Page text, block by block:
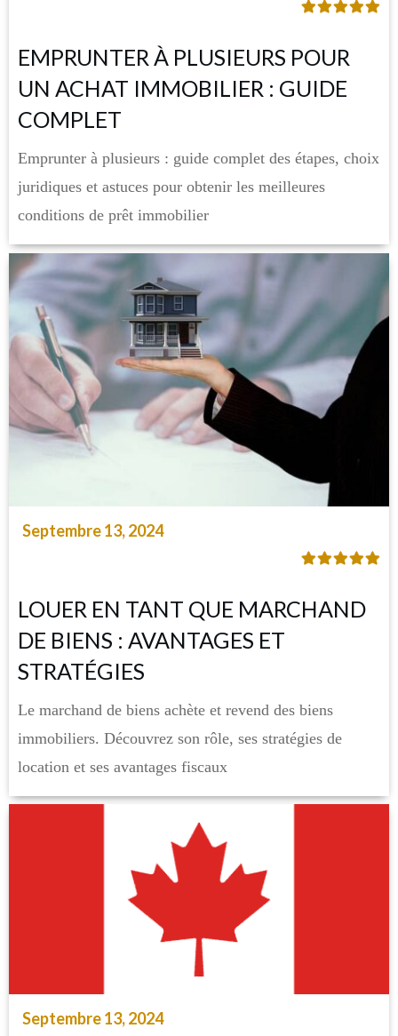
EMPRUNTER À PLUSIEURS POUR
UN ACHAT IMMOBILIER : GUIDE
COMPLET
Emprunter à plusieurs : guide complet des étapes, choix
juridiques et astuces pour obtenir les meilleures
conditions de prêt immobilier
Septembre 13, 2024
LOUER EN TANT QUE MARCHAND
DE BIENS : AVANTAGES ET
STRATÉGIES
Le marchand de biens achète et revend des biens
immobiliers. Découvrez son rôle, ses stratégies de
location et ses avantages fiscaux
Septembre 13, 2024